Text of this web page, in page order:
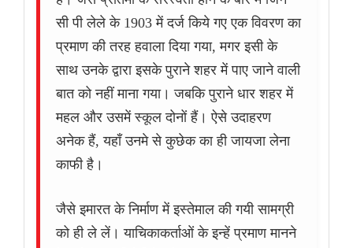
सी पी लेले के 1903 में दर्ज किये गए एक विवरण का
प्रमाण की तरह हवाला दिया गया, मगर इसी के
साथ उनके द्वारा इसके पुराने शहर में पाए जाने वाली
बात को नहीं माना गया। जबकि पुराने धार शहर में
महल और उसमें स्कूल दोनों हैं। ऐसे उदाहरण
अनेक हैं, यहाँ उनमे से कुछेक का ही जायजा लेना
काफी है।
जैसे इमारत के निर्माण में इस्तेमाल की गयी सामग्री
को ही ले लें। याचिकाकर्ताओं के इन्हें प्रमाण मानने